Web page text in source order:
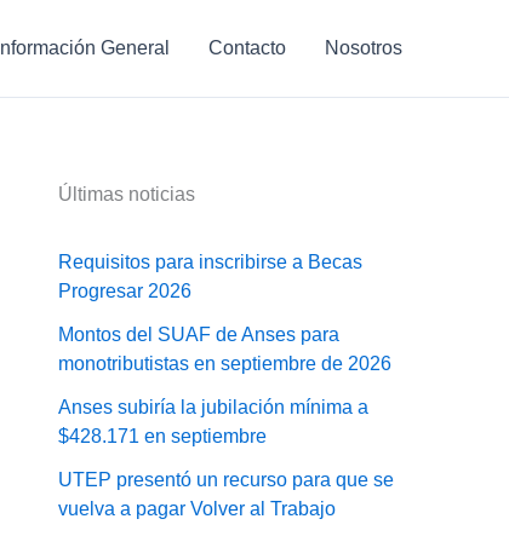
Información General Contacto Nosotros
Últimas noticias
Requisitos para inscribirse a Becas
Progresar 2026
Montos del SUAF de Anses para
monotributistas en septiembre de 2026
Anses subiría la jubilación mínima a
$428.171 en septiembre
UTEP presentó un recurso para que se
vuelva a pagar Volver al Trabajo